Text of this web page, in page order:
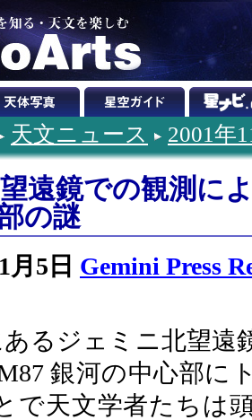
天文ニュース 2001年
遠鏡での観測に
の謎
月5日 Gemini Press
るジェミニ北望遠
銀河の中心部に
で天文学者たちは